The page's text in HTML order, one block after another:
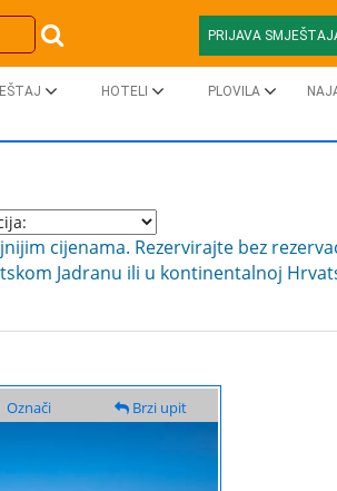
PRIJAVA
HOTELI PLOVILA
cijenama. Rezervirajte bez
Jadranu ili u kontinentalnoj
Označi Brzi upit